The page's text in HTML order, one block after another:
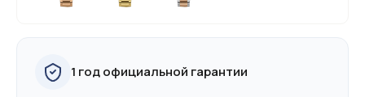
1 год официальной гарантии